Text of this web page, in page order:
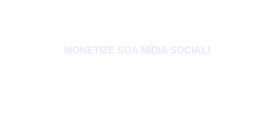
MONETIZE SUA MÍDIA SOCIAL!